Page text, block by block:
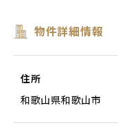
物件詳細情報
住所
和歌山県和歌山市